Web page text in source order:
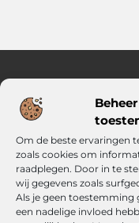
Om de beste ervaringen
zoals cookies om
raadplegen. Door in te
wij gegevens zoals
Als je geen
een nadelige invloed
Over Knal
Heldere ideeën en
Verken een mix van
verrassende inzichten
nodig hebt om met
Main Links